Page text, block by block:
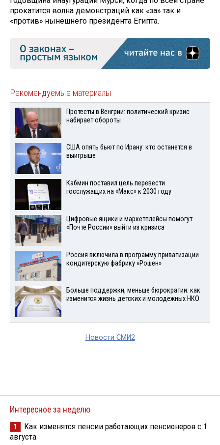
прокатится волна демонстраций как «за» так и
«против» нынешнего президента Египта.
Рекомендуемые материалы
Протесты в Венгрии: политический кризис
набирает обороты
США опять бьют по Ирану: кто останется в
выигрыше
Кабмин поставил цель перевести
госслужащих на «Макс» к 2030 году
Цифровые ящики и маркетплейсы помогут
«Почте России» выйти из кризиса
Россия включила в программу приватизации
кондитерскую фабрику «Рошен»
Больше поддержки, меньше бюрократии: как
изменится жизнь детских и молодежных НКО
Новости СМИ2
Интересное за неделю
1
Как изменятся пенсии работающих пенсионеров с 1
августа